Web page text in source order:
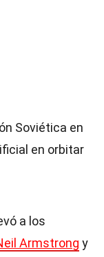
Soviética en
en orbitar
a los
Armstrong y